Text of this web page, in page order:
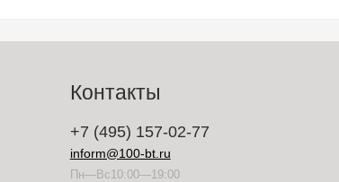
Контакты
+7 (495) 157-02-77
inform@100-bt.ru
Пн—Вс10:00—19:00